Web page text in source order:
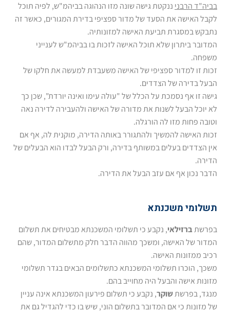
בביה"ד הרבני ננקטת גישה שונה מזו הנהוגה בביהמ"ש, לפיה תוכל
לקבל האישה את הסעד של מדור ספציפי בדירת המגורים, כאשר זה
נתבקש במסגרת תביעת האישה למזונותיה.
המדובר ביתרון שלא תוכל האישה לזכות בו בביהמ"ש לענייני
משפחה.
זכות זו למדור ספציפי של האישה משעבדת למעשה את חלקו של
הבעל בדירה של הצדדים.
גישה זו אף נסמכת על הכלל של "עולה עימו ואינה יורדת", שכן כך
לא יוכל הבעל לשנות את מדורה של האישה ולהעבירה לדירה נאה
וטובה פחות מזו לה הורגלה.
זכות האישה להמשיך ולהתגורר באותה הדירה, מוקנית לה, אף אם
אין הצדדים בעלים במשותף בדירה, ורק הבעל לבדו הוא הבעלים של
הדירה.
הדבר נכון אף אם עזב הבעל את הדירה.
תשלומי משכנתא
בפרשתברזילאי, נקבע כי תשלומי המשכנתא מבטיחים את תשלום
המדור של האישה, ומשכך מהווה הדבר חלק מתשלום המדור, שהם
רכיב ממזונות האישה.
משכך, הוכרו תשלומי המשכנתא כתשלומים הבאים בגדר תשלומי
מזונות אישה והבעל היה מחוייב בהם.
מנגד, בפרשתשוקר, נקבע כי תשלום פירעון המשכנתא אינה עניין
של מזונות כי אם המדובר בתשלום הוני, שיש בו כדי להגדיל גם את